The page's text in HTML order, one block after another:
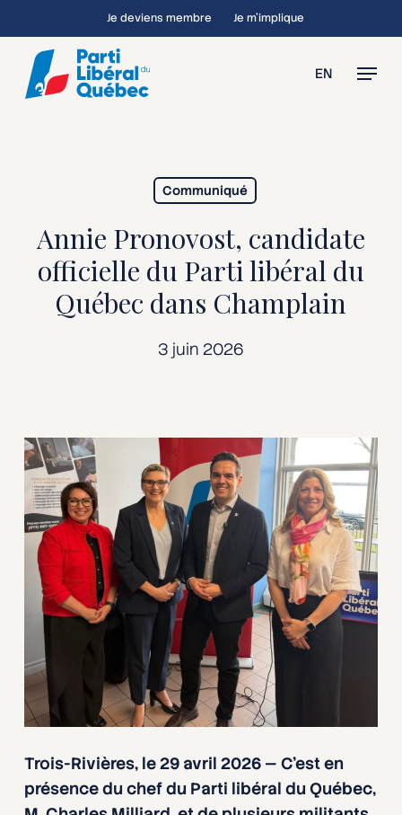
to
main
content
Je deviens membre Je m’implique
EN Menu
Communiqué
Annie Pronovost, candidate
officielle du Parti libéral du
Québec dans Champlain
3 juin 2026
Trois-Rivières, le 29 avril 2026 — C’est en
présence du chef du Parti libéral du Québec,